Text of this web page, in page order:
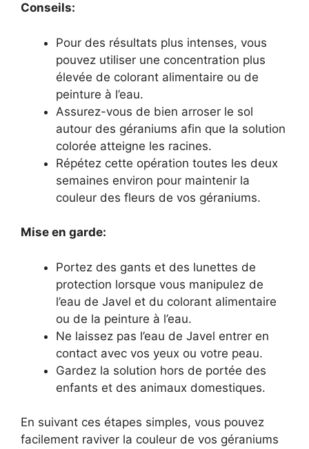
Conseils:
Pour des résultats plus intenses, vous
pouvez utiliser une concentration plus
élevée de colorant alimentaire ou de
peinture à l’eau.
Assurez-vous de bien arroser le sol
autour des géraniums afin que la solution
colorée atteigne les racines.
Répétez cette opération toutes les deux
semaines environ pour maintenir la
couleur des fleurs de vos géraniums.
Mise en garde:
Portez des gants et des lunettes de
protection lorsque vous manipulez de
l’eau de Javel et du colorant alimentaire
ou de la peinture à l’eau.
Ne laissez pas l’eau de Javel entrer en
contact avec vos yeux ou votre peau.
Gardez la solution hors de portée des
enfants et des animaux domestiques.
En suivant ces étapes simples, vous pouvez
facilement raviver la couleur de vos géraniums